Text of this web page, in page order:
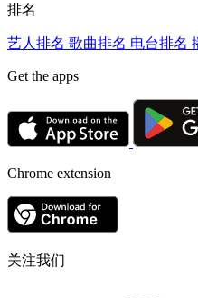
排名
艺人排名 歌曲排名 电台排名
Get the apps
Chrome extension
关注我们